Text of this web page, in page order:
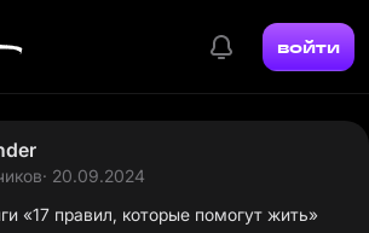
войти
· 20.09.2024
«17 правил, которые помогут жить»